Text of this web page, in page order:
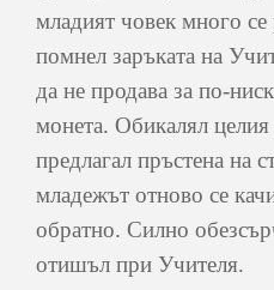
младият човек много
помнел заръката на
да не продава за по-
монета. Обикалял
предлагал пръстена на
младежът отново се
обратно. Силно
отишъл при Учителя.